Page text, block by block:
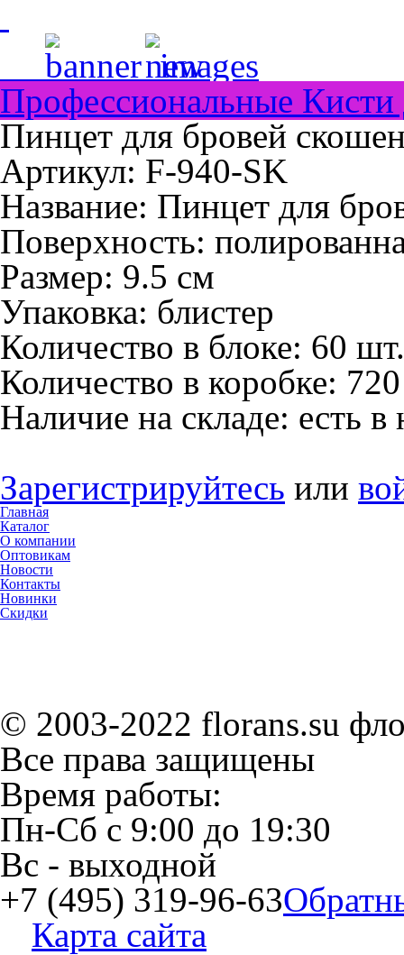
Профессиональные
Пинцет для бровей
Артикул: F-940-SK
Название: Пинцет для
Поверхность:
Размер: 9.5 см
Упаковка: блистер
Количество в блоке: 60 шт.
Количество в коробке:
Наличие на складе: есть в
Зарегистрируйтесь или
Главная
Каталог
О компании
Оптовикам
Новости
Контакты
Новинки
Скидки
© 2003-2022 florans.su
Все права защищены
Время работы:
Пн-Сб с 9:00 до 19:30
Вс - выходной
+7 (495) 319-96-63
Карта сайта